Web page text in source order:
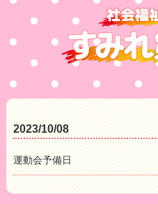
2023/10/08
運動会予備日